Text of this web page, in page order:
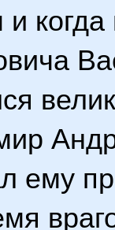
и
ему